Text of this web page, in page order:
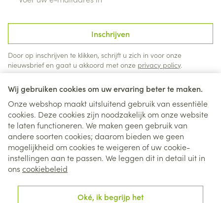
Wij gebruiken cookies om uw ervaring beter te maken.
Onze webshop maakt uitsluitend gebruik van essentiële
cookies. Deze cookies zijn noodzakelijk om onze website
te laten functioneren. We maken geen gebruik van
andere soorten cookies; daarom bieden we geen
mogelijkheid om cookies te weigeren of uw cookie-
instellingen aan te passen. We leggen dit in detail uit in
ons cookiebeleid
Oké, ik begrijp het
Inschrijven
Door op inschrijven te klikken, schrijft u zich in voor onze
nieuwsbrief en gaat u akkoord met onze privacy policy.
Juridische links